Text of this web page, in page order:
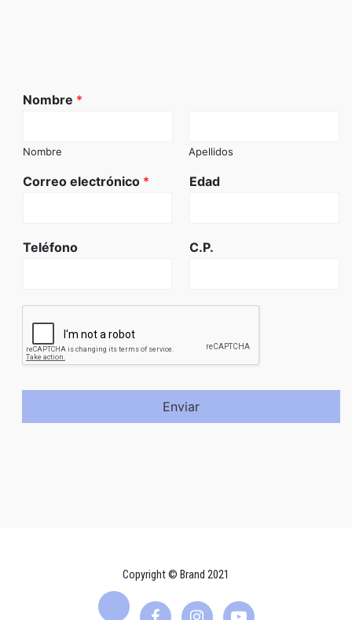
Nombre *
Nombre Apellidos
Correo electrónico * Edad
Teléfono C.P.
Enviar
Copyright © Brand 2021